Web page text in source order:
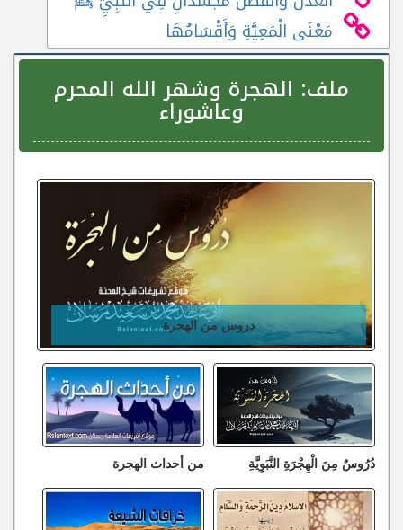
مَعْنَى الْمَعِيَّةِ وَأَقْسَامُهَا
ملف: الهجرة وشهر الله المحرم
وعاشوراء
دروس من الهجرة
دُرُوسٌ مِنَ الْهِجْرَةِ النَّبَوِيَّةِ من أحداث الهجرة